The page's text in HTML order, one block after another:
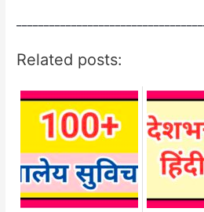
Related posts: